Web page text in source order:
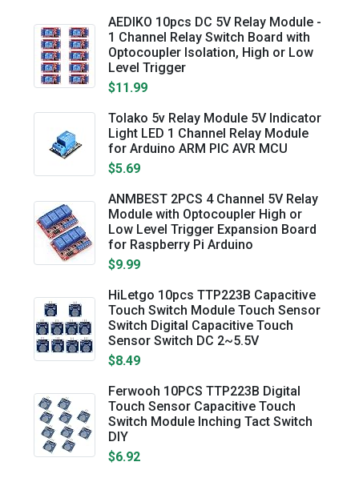
AEDIKO 10pcs DC 5V Relay Module -
1 Channel Relay Switch Board with
Optocoupler Isolation, High or Low
Level Trigger
$11.99
Tolako 5v Relay Module 5V Indicator
Light LED 1 Channel Relay Module
for Arduino ARM PIC AVR MCU
$5.69
ANMBEST 2PCS 4 Channel 5V Relay
Module with Optocoupler High or
Low Level Trigger Expansion Board
for Raspberry Pi Arduino
$9.99
HiLetgo 10pcs TTP223B Capacitive
Touch Switch Module Touch Sensor
Switch Digital Capacitive Touch
Sensor Switch DC 2~5.5V
$8.49
Ferwooh 10PCS TTP223B Digital
Touch Sensor Capacitive Touch
Switch Module Inching Tact Switch
DIY
$6.92